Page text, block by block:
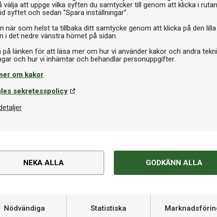
välja att uppge vilka syften du samtycker till genom att klicka i rutan
syftet och sedan ”Spara inställningar”.
när som helst ta tillbaka ditt samtycke genom att klicka på den lilla
i det nedre vänstra hörnet på sidan.
på länken för att läsa mer om hur vi använder kakor och andra
om kakor
sekretesspolicy
NEKA ALLA GODKÄNN ALLA
Nödvändiga Statistiska
Optimum Premium Glue
mjuk svamp, utformat för
båge på bollen vid topspin
Om produkten